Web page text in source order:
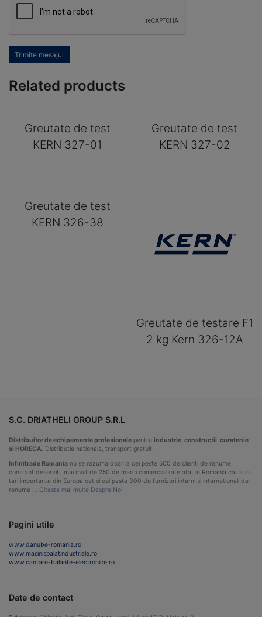
Trimite mesajul
Related products
Greutate de test
KERN 327-01
Greutate de test
KERN 327-02
Greutate de test
KERN 326-38
Greutate de testare F1
2 kg Kern 326-12A
S.C. DRIATHELI GROUP S.R.L
Distribuitor de echipamente profesionale pentru industrie, constructii, curatenie
si HORECA. Distributie nationala, transport gratuit.
Infinitrade Romania nu se rezuma doar la cei peste 500 de clienti de renume,
constant deserviti, mai mult de 250 de marci comercializate atat in Romania cat si in
tari importante din Europa cat si cei peste 300 de furnizori interni si internationali de
renume … Citeste mai multe Despre Noi
Pagini utile
www.danube-romania.ro
www.masinispalatindustriale.ro
www.cantare-balante-electronice.ro
Date de contact